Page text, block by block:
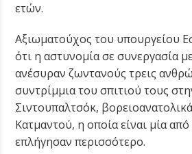
ετών.
Αξιωματούχος του υπουργείου
ότι η αστυνομία σε συνεργασία
ανέσυραν ζωντανούς τρεις
συντρίμμια του σπιτιού τους
Σιντουπαλτσόκ,
Κατμαντού, η οποία είναι μία
επλήγησαν περισσότερο.